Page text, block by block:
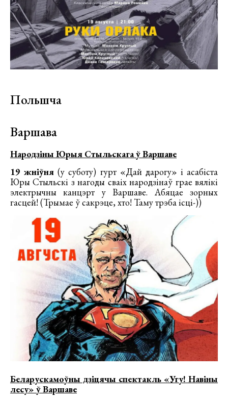
Польшча
Варшава
Народзіны Юрыя Стыльскага ў Варшаве
19 жніўня(у суботу) гурт «Дай дарогу» і асабіста
Юры Стыльскі з нагоды сваіх народзінаў грае вялікі
электрычны канцэрт у Варшаве. Абяцае зорных
гасцей! (Трымае ў сакрэце, хто! Таму трэба ісці-))
Беларускамоўны дзіцячы спектакль «Угу! Навіны
лесу» ў Варшаве